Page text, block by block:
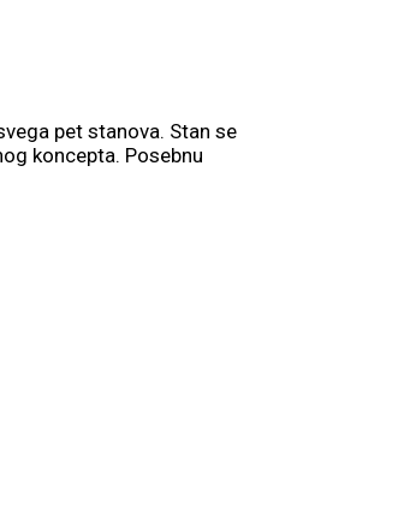
pet stanova. Stan se
koncepta. Posebnu